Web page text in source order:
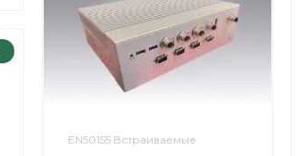
EN50155 Встраиваемые